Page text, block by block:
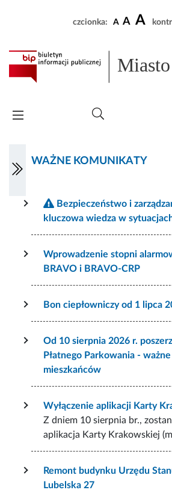
czcionka: A A A
WAŻNE KOMUNIKATY
Bezpieczeństwo i
kluczowa wiedza w
Wprowadzenie stopni
BRAVO i BRAVO-CRP
Bon ciepłowniczy od 1 lipca
Od 10 sierpnia 2026 r.
Płatnego Parkowania -
mieszkańców
Wyłączenie aplikacji Karty
Z dniem 10 sierpnia br.,
aplikacja Karty Krakowskiej
Remont budynku Urzędu
Lubelska 27